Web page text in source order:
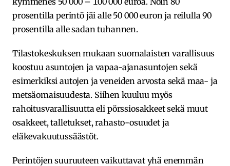
prosentilla perintö jäi alle 50 000 euron ja reilulla 90
prosentilla alle sadan tuhannen.
Tilastokeskuksen mukaan suomalaisten varallisuus
koostuu asuntojen ja vapaa-ajanasuntojen sekä
esimerkiksi autojen ja veneiden arvosta sekä maa- ja
metsäomaisuudesta. Siihen kuuluu myös
rahoitusvarallisuutta eli pörssiosakkeet sekä muut
osakkeet, talletukset, rahasto-osuudet ja
eläkevakuutussäästöt.
Perintöjen suuruuteen vaikuttavat yhä enemmän